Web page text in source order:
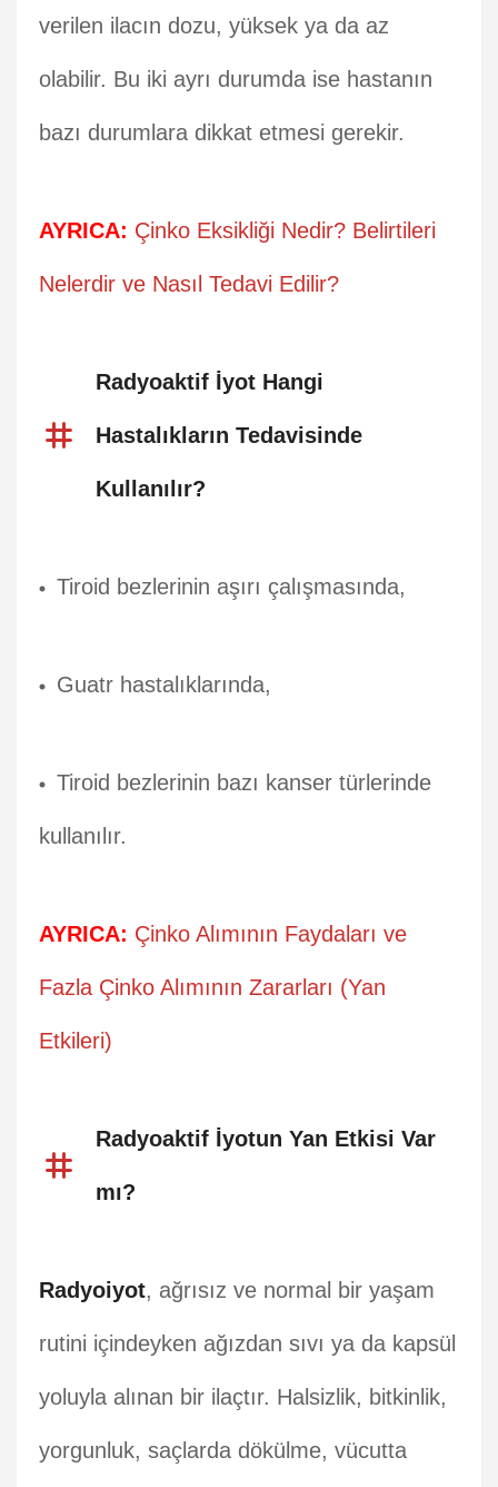
verilen ilacın dozu, yüksek ya da az
olabilir. Bu iki ayrı durumda ise hastanın
bazı durumlara dikkat etmesi gerekir.
AYRICA: Çinko Eksikliği Nedir? Belirtileri
Nelerdir ve Nasıl Tedavi Edilir?
Radyoaktif İyot Hangi
Hastalıkların Tedavisinde
Kullanılır?
Tiroid bezlerinin aşırı çalışmasında,
Guatr hastalıklarında,
Tiroid bezlerinin bazı kanser türlerinde
kullanılır.
AYRICA: Çinko Alımının Faydaları ve
Fazla Çinko Alımının Zararları (Yan
Etkileri)
Radyoaktif İyotun Yan Etkisi Var
mı?
Radyoiyot, ağrısız ve normal bir yaşam
rutini içindeyken ağızdan sıvı ya da kapsül
yoluyla alınan bir ilaçtır. Halsizlik, bitkinlik,
yorgunluk, saçlarda dökülme, vücutta